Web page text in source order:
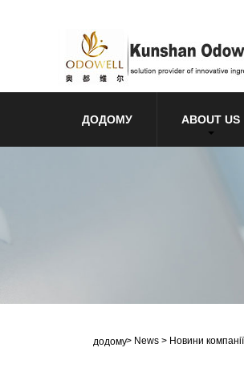
ДОДОМУ ABOUT US
додому> News > Новини компанії